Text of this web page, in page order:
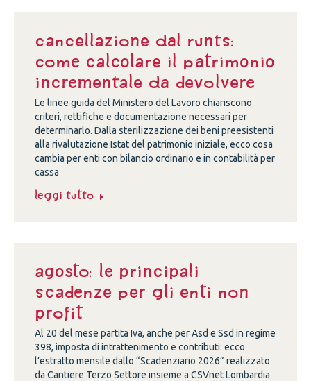
Cancellazione dal Runts:
come calcolare il patrimonio
incrementale da devolvere
Le linee guida del Ministero del Lavoro chiariscono
criteri, rettifiche e documentazione necessari per
determinarlo. Dalla sterilizzazione dei beni preesistenti
alla rivalutazione Istat del patrimonio iniziale, ecco cosa
cambia per enti con bilancio ordinario e in contabilità per
cassa
Leggi tutto
Agosto: le principali
scadenze per gli enti non
profit
Al 20 del mese partita Iva, anche per Asd e Ssd in regime
398, imposta di intrattenimento e contributi: ecco
l’estratto mensile dallo “Scadenziario 2026” realizzato
da Cantiere Terzo Settore insieme a CSVnet Lombardia